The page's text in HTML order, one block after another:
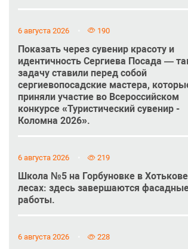
6 августа 2026 190
Показать через сувенир красоту и
идентичность Сергиева Посада —
задачу ставили перед собой
сергиевопосадские мастера,
приняли участие во Всероссийском
конкурсе «Туристический сувенир -
Коломна 2026».
6 августа 2026 219
Школа №5 на Горбуновке в
лесах: здесь завершаются
работы.
6 августа 2026 228